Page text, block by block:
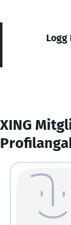
Logg
XING